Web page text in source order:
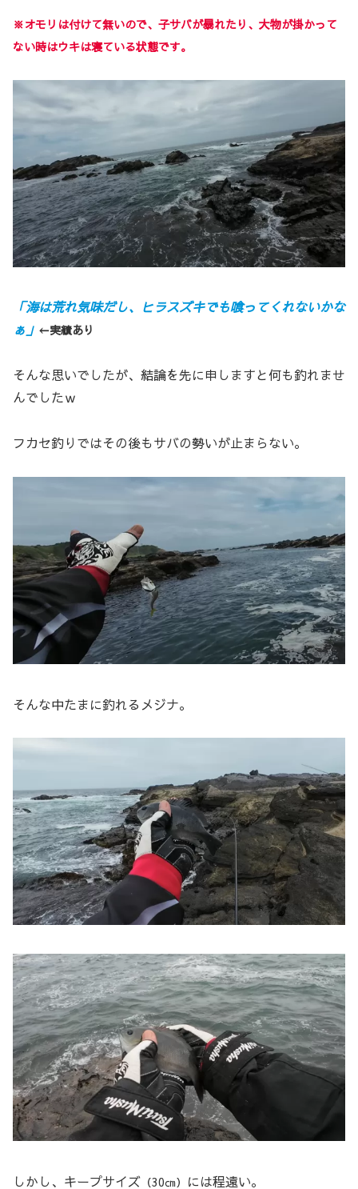
※オモリは付けて無いので、子サバが暴れたり、大物が掛かって
ない時はウキは寝ている状態です。
「海は荒れ気味だし、ヒラスズキでも喰ってくれないかな
ぁ」 ←実績あり
そんな思いでしたが、結論を先に申しますと何も釣れませ
んでしたｗ
フカセ釣りではその後もサバの勢いが止まらない。
そんな中たまに釣れるメジナ。
しかし、キープサイズ （30㎝） には程遠い。